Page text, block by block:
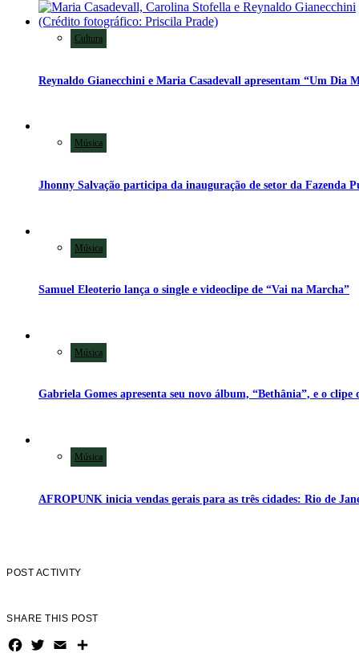
Cultura
Música
Música
Samuel Eleoterio lança o single e videoclipe de “Vai na Marcha”
Música
Música
POST ACTIVITY
SHARE THIS POST
Facebook
TwitterEmailShare